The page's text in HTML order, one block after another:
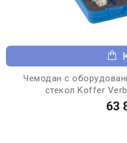
Чемодан с
стекол Koffer
63